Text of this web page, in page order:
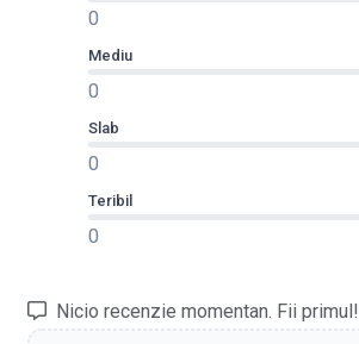
0
Mediu
0
Slab
0
Teribil
0
Nicio recenzie momentan. Fii primul!